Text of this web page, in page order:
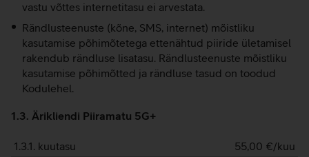
vastu võttes internetitasu ei arvestata.
Rändlusteenuste (kõne, SMS, internet) mõistliku
kasutamise põhimõtetega ettenähtud piiride ületamisel
rakendub rändluse lisatasu. Rändlusteenuste mõistliku
kasutamise põhimõtted ja rändluse tasud on toodud
Kodulehel.
1.3. Ärikliendi Piiramatu 5G+
1.3.1. kuutasu 55,00 €/kuu